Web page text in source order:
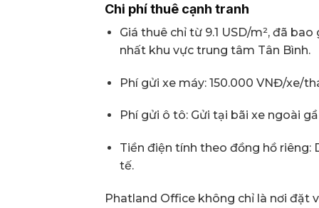
Chi phí thuê cạnh tranh
Giá thuê chỉ từ 9.1 USD/m², đã
nhất khu vực trung tâm Tân Bình.
Phí gửi xe máy: 150.000 VNĐ/xe/
Phí gửi ô tô: Gửi tại bãi xe ngoài
Tiền điện tính theo đồng hồ
tế.
Phatland Office không chỉ là nơi đặt